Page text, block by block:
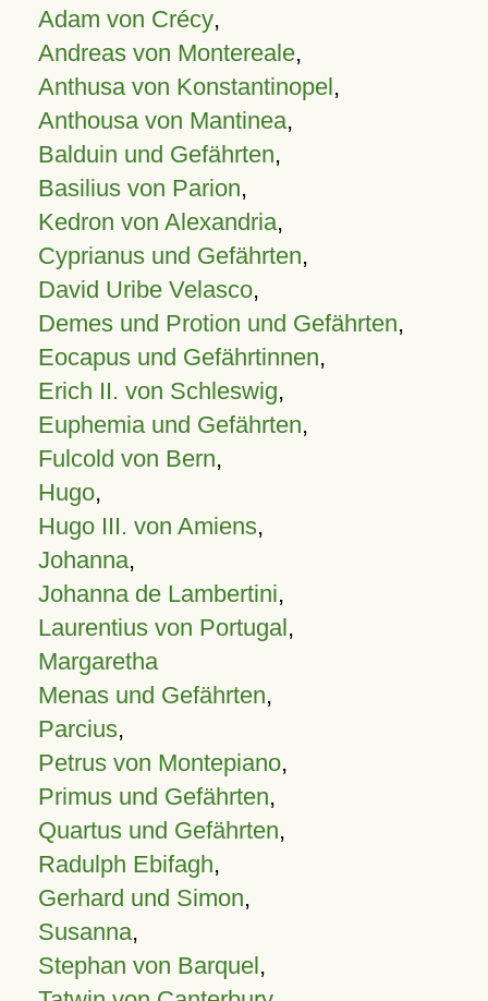
Adam von Crécy,
Andreas von Montereale,
Anthusa von Konstantinopel,
Anthousa von Mantinea,
Balduin und Gefährten,
Basilius von Parion,
Kedron von Alexandria,
Cyprianus und Gefährten,
David Uribe Velasco,
Demes und Protion und Gefährten,
Eocapus und Gefährtinnen,
Erich II. von Schleswig,
Euphemia und Gefährten,
Fulcold von Bern,
Hugo,
Hugo III. von Amiens,
Johanna,
Johanna de Lambertini,
Laurentius von Portugal,
Margaretha
Menas und Gefährten,
Parcius,
Petrus von Montepiano,
Primus und Gefährten,
Quartus und Gefährten,
Radulph Ebifagh,
Gerhard und Simon,
Susanna,
Stephan von Barquel,